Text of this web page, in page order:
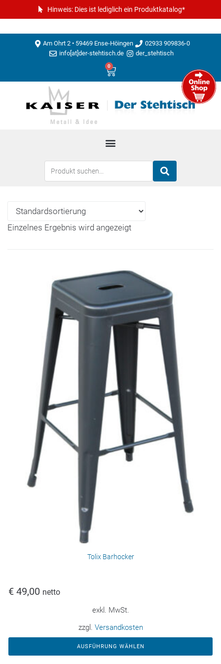
Hinweis: Dies ist lediglich ein Produktkatalog*
Am Ohrt 2 • 59469 Ense-Höingen
02933 909836-0
info[at]der-stehtisch.de
der_stehtisch
0
Einzelnes Ergebnis wird angezeigt
Tolix Barhocker
€ 49,00 netto
exkl. MwSt.
zzgl. Versandkosten
AUSFÜHRUNG WÄHLEN